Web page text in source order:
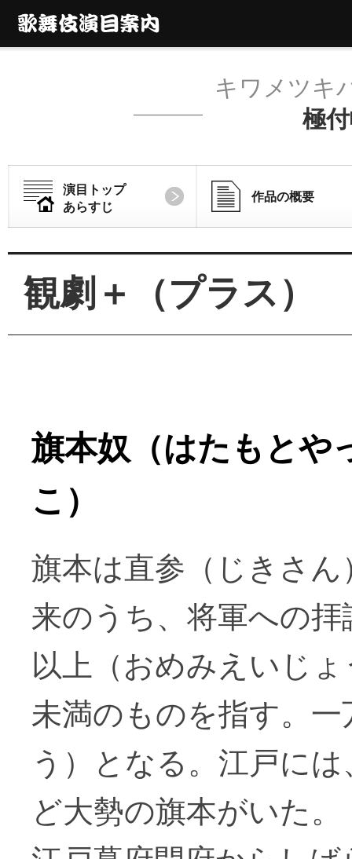
極
キワメツキ
演目トップ
あらすじ
作品の概要
観劇＋（プラス）
旗本奴（はたもとや
こ）
旗本は直参（じきさ
来のうち、将軍への
以上（おめみえいじ
未満のものを指す。
う）となる。江戸に
ど大勢の旗本がいた。